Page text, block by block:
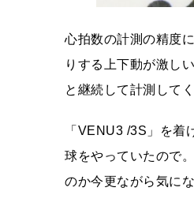
心拍数の計測の精度
りする上下動が激し
と継続して計測して
「VENU3 /3S」を着
球をやっていたので
のか今更ながら気に